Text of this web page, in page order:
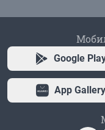
Google
App Gallery